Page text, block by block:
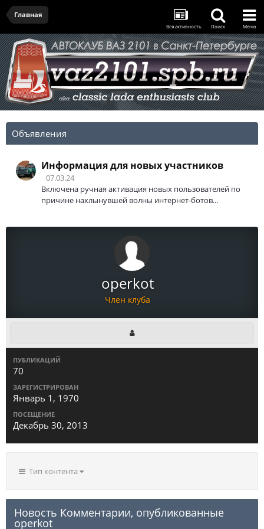
Главная
Вся активность Поиск Меню
Объявления
Информация для новых участников
07.03.24
Включена ручная активация новых пользователей по
причине нахлынувшей волны интернет-ботов...
operkot
Член клуба
ПУБЛИКАЦИЙ
70
ЗАРЕГИСТРИРОВАН
Январь 1, 1970
ПОСЕЩЕНИЕ
Декабрь 30, 2013
Тип контента
Новость Комментарии, опубликованные
operkot